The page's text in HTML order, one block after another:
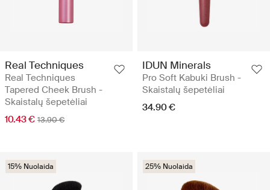
Real Techniques
Real Techniques
Tapered Cheek Brush -
Skaistalų šepetėliai
10.43 € 13.90 €
IDUN Minerals
Pro Soft Kabuki Brush -
Skaistalų šepetėliai
34.90 €
15% Nuolaida 25% Nuolaida